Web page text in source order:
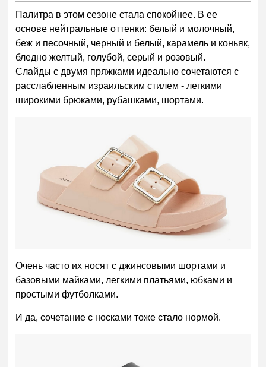
Палитра в этом сезоне стала спокойнее. В ее
основе нейтральные оттенки: белый и молочный,
беж и песочный, черный и белый, карамель и коньяк,
бледно желтый, голубой, серый и розовый.
Слайды с двумя пряжками идеально сочетаются с
расслабленным израильским стилем - легкими
широкими брюками, рубашками, шортами.
Очень часто их носят с джинсовыми шортами и
базовыми майками, легкими платьями, юбками и
простыми футболками.
И да, сочетание с носками тоже стало нормой.